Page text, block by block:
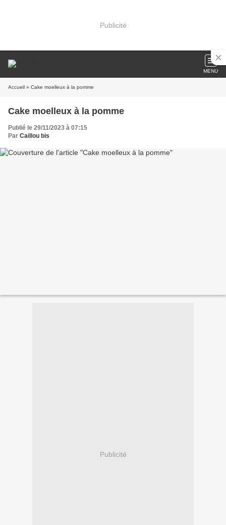
Publicité
MENU
Accueil » Cake moelleux à la pomme
Cake moelleux à la pomme
Publié le 29/11/2023 à 07:15
Par Caillou bis
Publicité